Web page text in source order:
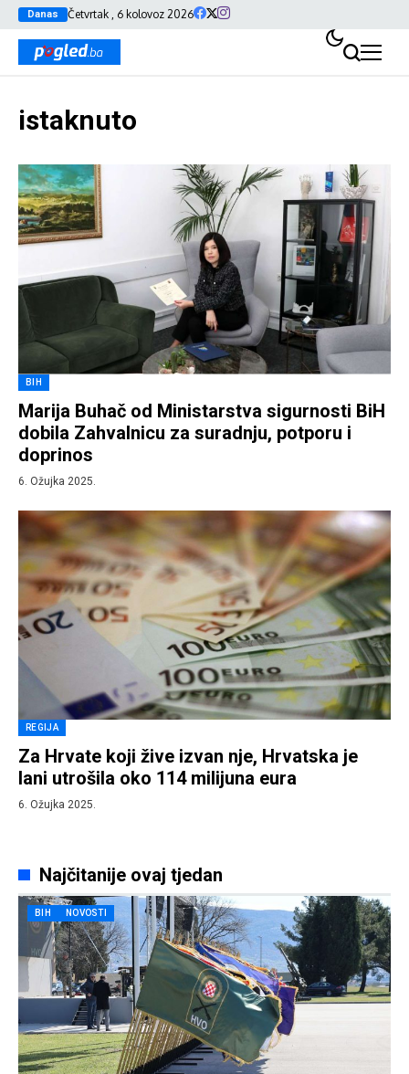
Danas Četvrtak , 6 kolovoz 2026
istaknuto
BIH
Marija Buhač od Ministarstva sigurnosti BiH
dobila Zahvalnicu za suradnju, potporu i
doprinos
6. Ožujka 2025.
REGIJA
Za Hrvate koji žive izvan nje, Hrvatska je
lani utrošila oko 114 milijuna eura
6. Ožujka 2025.
Najčitanije ovaj tjedan
BIH NOVOSTI